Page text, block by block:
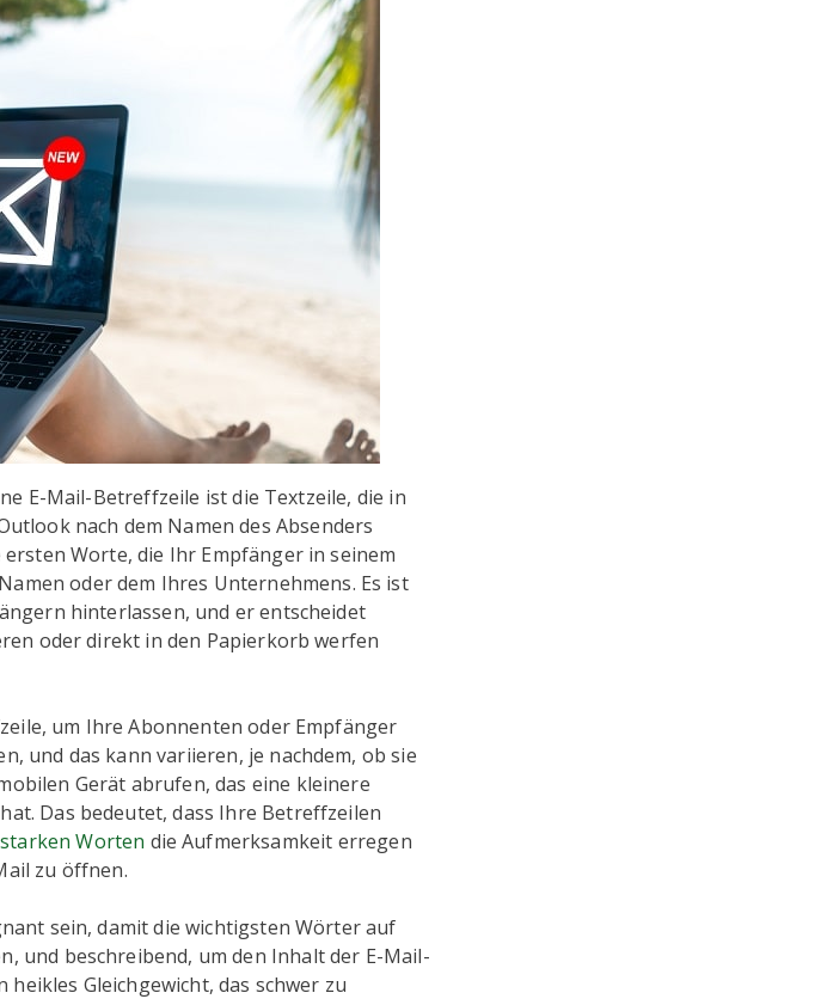
E-Mail-Betreffzeile ist die Textzeile, die in
nach dem Namen des Absenders
Worte, die Ihr Empfänger in seinem
oder dem Ihres Unternehmens. Es ist
hinterlassen, und er entscheidet
oder direkt in den Papierkorb werfen
um Ihre Abonnenten oder Empfänger
und das kann variieren, je nachdem, ob sie
Gerät abrufen, das eine kleinere
Das bedeutet, dass Ihre Betreffzeilen
Worten die Aufmerksamkeit erregen
zu öffnen.
sein, damit die wichtigsten Wörter auf
und beschreibend, um den Inhalt der E-Mail-
Gleichgewicht, das schwer zu